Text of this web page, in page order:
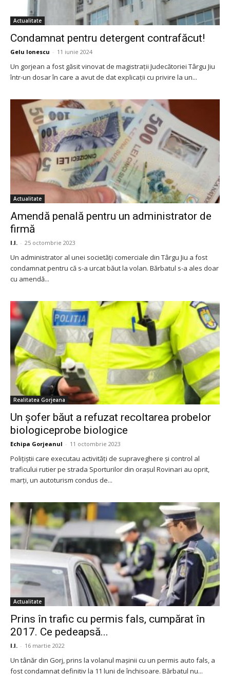
Actualitate
Condamnat pentru detergent contrafăcut!
Gelu Ionescu - 11 iunie 2024
Un gorjean a fost găsit vinovat de magistrații Judecătoriei Târgu Jiu
într-un dosar în care a avut de dat explicații cu privire la un...
Actualitate
Amendă penală pentru un administrator de
firmă
I.I. - 25 octombrie 2023
Un administrator al unei societăți comerciale din Târgu Jiu a fost
condamnat pentru că s-a urcat băut la volan. Bărbatul s-a ales doar
cu amendă...
Realitatea Gorjeana
Un șofer băut a refuzat recoltarea probelor
biologiceprobe biologice
Echipa Gorjeanul - 11 octombrie 2023
Polițiștii care executau activități de supraveghere și control al
traficului rutier pe strada Sporturilor din orașul Rovinari au oprit,
marți, un autoturism condus de...
Actualitate
Prins în trafic cu permis fals, cumpărat în
2017. Ce pedeapsă...
I.I. - 16 martie 2022
Un tânăr din Gorj, prins la volanul mașinii cu un permis auto fals, a
fost condamnat definitiv la 11 luni de închisoare. Bărbatul nu...